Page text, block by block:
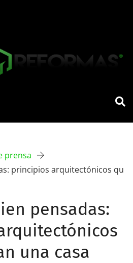
prensa
principios arquitectónicos qu
pensadas:
una casa